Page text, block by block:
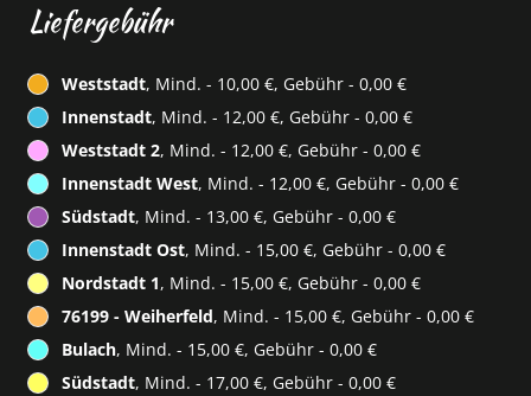
Liefergebühr
Weststadt, Mind. - 10,00 €, Gebühr - 0,00 €
Innenstadt, Mind. - 12,00 €, Gebühr - 0,00 €
Weststadt 2, Mind. - 12,00 €, Gebühr - 0,00 €
Innenstadt West, Mind. - 12,00 €, Gebühr - 0,00 €
Südstadt, Mind. - 13,00 €, Gebühr - 0,00 €
Innenstadt Ost, Mind. - 15,00 €, Gebühr - 0,00 €
Nordstadt 1, Mind. - 15,00 €, Gebühr - 0,00 €
76199 - Weiherfeld, Mind. - 15,00 €, Gebühr - 0,00 €
Bulach, Mind. - 15,00 €, Gebühr - 0,00 €
Südstadt, Mind. - 17,00 €, Gebühr - 0,00 €